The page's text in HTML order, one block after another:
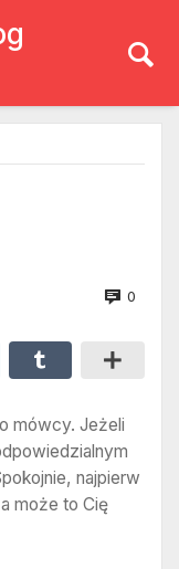
0
mówcy. Jeżeli
najpierw
może to Cię